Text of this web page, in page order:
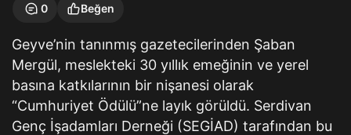
0 Beğen
Geyve’nin tanınmış gazetecilerinden Şaban
Mergül, meslekteki 30 yıllık emeğinin ve yerel
basına katkılarının bir nişanesi olarak
“Cumhuriyet Ödülü”ne layık görüldü. Serdivan
Genç İşadamları Derneği (SEGİAD) tarafından bu